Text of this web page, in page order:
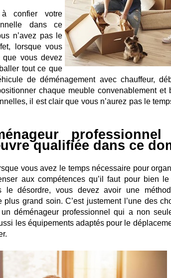
confier votre
dans ce
n’avez pas le
lorsque vous
vous devez
tout ce que
de déménagement avec chauffeur,
chaque meuble convenablement et
il est clair que vous n’aurez pas le
professionnel
qualifiée dans ce
vous avez le temps nécessaire pour
aux compétences qu’il faut pour bien
le désordre, vous devez avoir une
grand soin. C’est justement l’une des
déménageur professionnel qui a non
les équipements adaptés pour le